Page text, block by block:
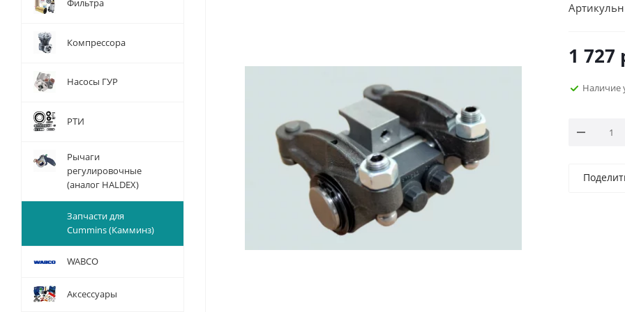
1 727
Наличие
Фильтра
Компрессора
Насосы ГУР
РТИ
Рычаги
регулировочные
(аналог HALDEX)
Запчасти для
Cummins (Камминз)
WABCO
Аксессуары